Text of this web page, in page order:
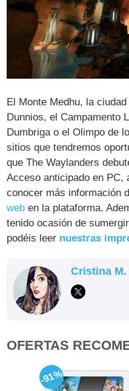
El Monte Medhu, la
Dunnios, el Campamento
Dumbriga o el Olimpo de
sitios que tendremos
que The Waylanders
Acceso anticipado en PC,
conocer más información
web en la plataforma.
tenido ocasión de
podéis leer nuestras
Cristina M.
OFERTAS
-91%